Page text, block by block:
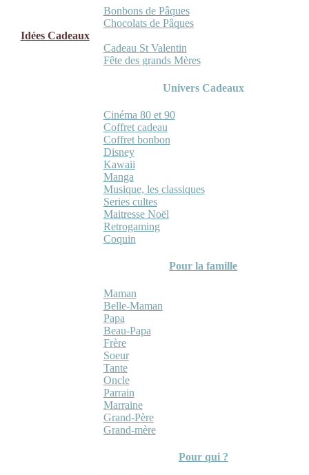
Bonbons de Pâques
Chocolats de Pâques
Idées Cadeaux
Cadeau St Valentin
Fête des grands Mères
Univers Cadeaux
Cinéma 80 et 90
Coffret cadeau
Coffret bonbon
Disney
Kawaii
Manga
Musique, les classiques
Series cultes
Maitresse Noël
Retrogaming
Coquin
Pour la famille
Maman
Belle-Maman
Papa
Beau-Papa
Frère
Soeur
Tante
Oncle
Parrain
Marraine
Grand-Père
Grand-mère
Pour qui ?